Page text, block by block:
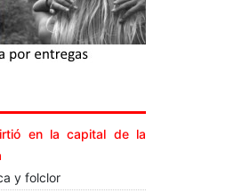
en la capital de la
y folclor